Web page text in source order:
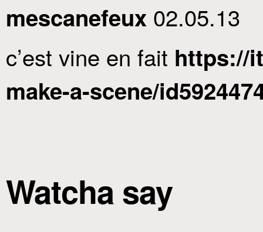
mescanefeux 02.05.13
c’est vine en fait https://
make-a-scene/
Watcha say